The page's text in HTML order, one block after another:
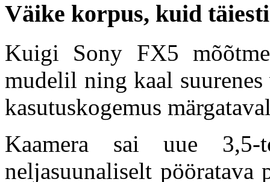
Väike korpus, kuid
Kuigi Sony FX5
mudelil ning kaal
kasutuskogemus
Kaamera sai uue
neljasuunaliselt pööratava